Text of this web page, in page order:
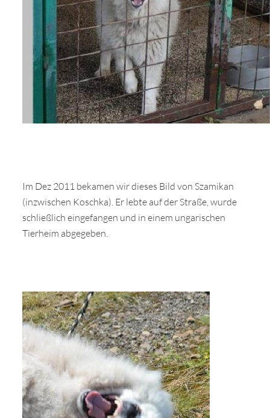
Im Dez 2011 bekamen wir dieses Bild von Szamikan
(inzwischen Koschka). Er lebte auf der Straße, wurde
schließlich eingefangen und in einem ungarischen
Tierheim abgegeben.